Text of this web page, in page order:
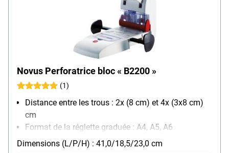
Novus Perforatrice bloc « B2200 »
(1)
Distance entre les trous : 2x (8 cm) et 4x (3x8 cm)
cm
Format de la réglette graduée : A4, A5, A6
Dimensions (L/P/H) : 41,0/18,5/23,0 cm